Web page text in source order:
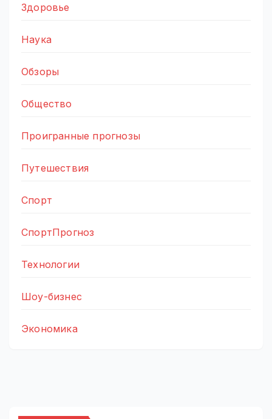
Здоровье
Наука
Обзоры
Общество
Проигранные прогнозы
Путешествия
Спорт
СпортПрогноз
Технологии
Шоу-бизнес
Экономика